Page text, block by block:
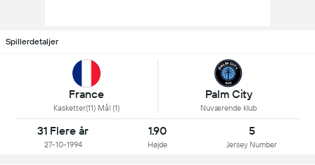
Spillerdetaljer
France
Kasketter(11) Mål (1)
Palm City
Nuværende klub
31 Flere år
27-10-1994
1.90
Højde
5
Jersey Number